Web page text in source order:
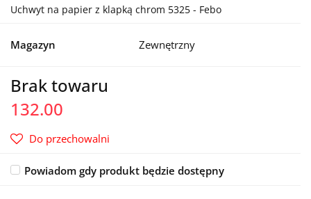
Uchwyt na papier z klapką chrom 5325 - Febo
Magazyn Zewnętrzny
Brak towaru
132.00
Do przechowalni
Powiadom gdy produkt będzie dostępny